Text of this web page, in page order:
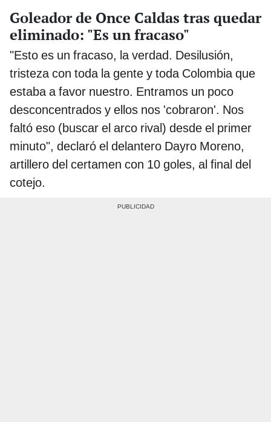
Goleador de Once Caldas tras quedar
eliminado: "Es un fracaso"
"Esto es un fracaso, la verdad. Desilusión,
tristeza con toda la gente y toda Colombia que
estaba a favor nuestro. Entramos un poco
desconcentrados y ellos nos 'cobraron'. Nos
faltó eso (buscar el arco rival) desde el primer
minuto", declaró el delantero Dayro Moreno,
artillero del certamen con 10 goles, al final del
cotejo.